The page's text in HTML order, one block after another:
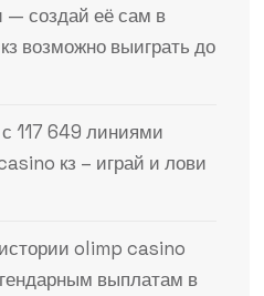
создай её сам в
возможно выиграть до
117 649 линиями
кз – играй и лови
olimp casino
выплатам в